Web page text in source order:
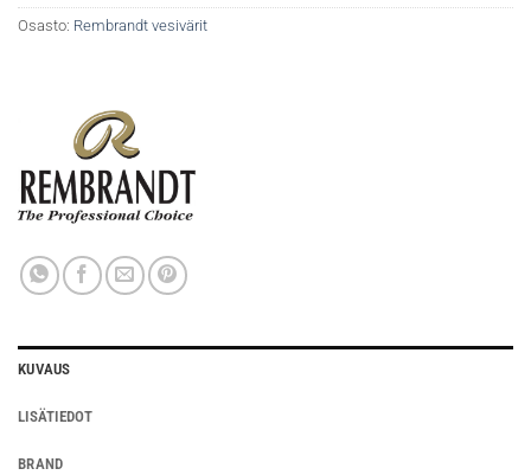
Osasto: Rembrandt vesivärit
KUVAUS
LISÄTIEDOT
BRAND